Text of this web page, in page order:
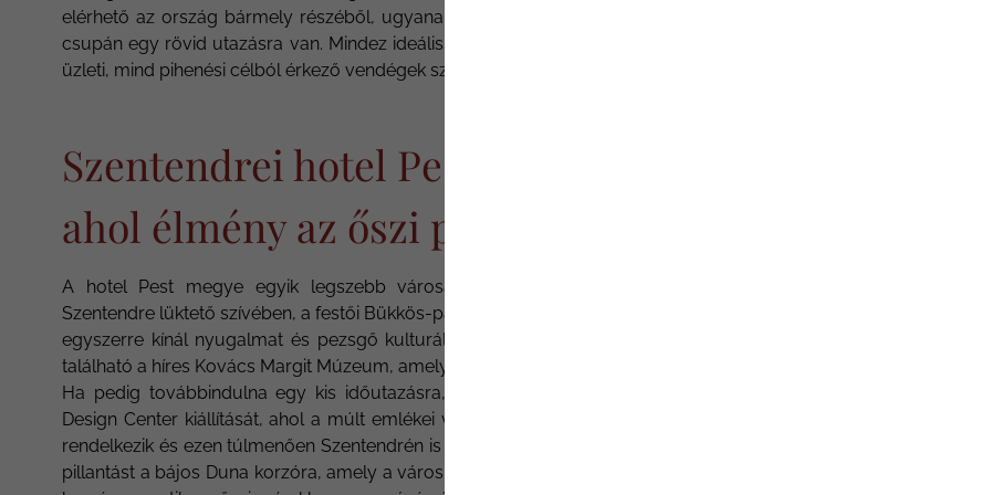
elérhető az ország bármely részéből, ugyanakkor a megye központi fekvése miatt Budapest repülőtere is
csupán egy rövid utazásra van. Mindez ideálissá teszi, hogy a hotel Pest megyei elhelyezkedése miatt mind
üzleti, mind pihenési célból érkező vendégek számára ideális legyen.
Szentendrei hotel Pest megye elbűvölő részén,
ahol élmény az őszi pihenés
A hotel Pest megye egyik legszebb városában, egy elragadó helyszínen, az őszi színekbe öltözött
Szentendre lüktető szívében, a festői Bükkös-patak aranyló partján várja vendégeit. Ez az elbűvölő városrész
egyszerre kínál nyugalmat és pezsgő kulturális életet ősszel is. A szállodától mindössze 6 percnyi sétára
található a híres Kovács Margit Múzeum, amely a kerámiaművészet szerelmeseinek kötelező állomás.
Ha pedig továbbindulna egy kis időutazásra, csupán egy 18 perces sétával elérheti a különleges Retro
Design Center kiállítását, ahol a múlt emlékei várják Önt. Így a hotel Pest megyén belül is jó adottságokkal
rendelkezik és ezen túlmenően Szentendrén is központi heyen van. Útközben pedig mindenképp vessen egy
pillantást a bájos Duna korzóra, amely a város egyik legszebb része, és sétáját még különlegesebbé teszi. A